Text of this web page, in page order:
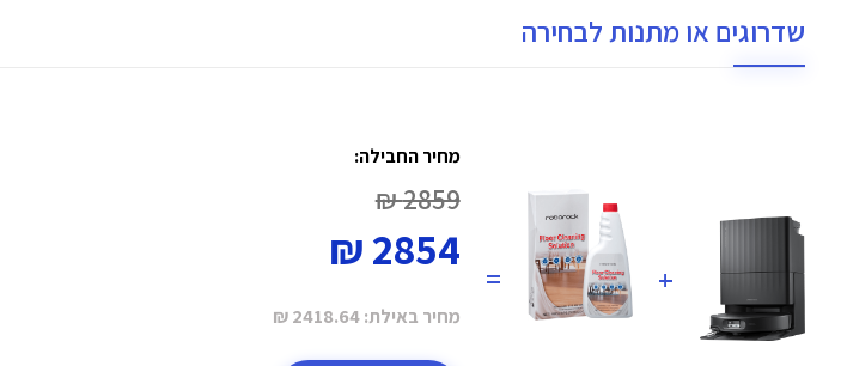
שדרוגים או מתנות לבחירה
+
=
מחיר החבילה:
2859 ₪
2854 ₪
מחיר באילת: 2418.64 ₪